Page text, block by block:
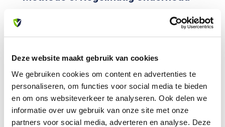
Deze website maakt gebruik van cookies
We gebruiken cookies om content en advertenties te
personaliseren, om functies voor social media te bieden
en om ons websiteverkeer te analyseren. Ook delen we
informatie over uw gebruik van onze site met onze
partners voor social media, adverteren en analyse. Deze
onderhoudsmaatregelen die u kunt nemen om
werkt. Hier zijn enkele tips:
Stof regelmatig de rookmelder af met een
zachte borstel of stofdoek om eventuele
ophoping van stof of vuil te verwijderen.
Stofdeeltjes kunnen de werking van de